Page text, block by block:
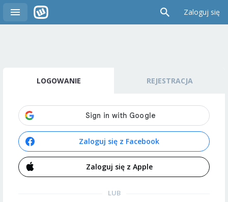
Zaloguj się
LOGOWANIE REJESTRACJA
Zaloguj się z Facebook
Zaloguj się z Apple
LUB